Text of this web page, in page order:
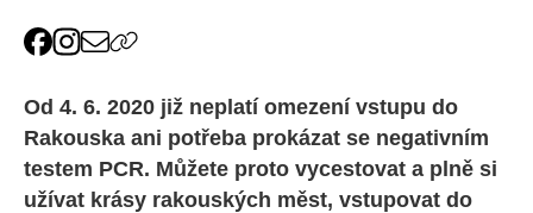
Od 4. 6. 2020 již neplatí omezení vstupu do
Rakouska ani potřeba prokázat se negativním
testem PCR. Můžete proto vycestovat a plně si
užívat krásy rakouských měst, vstupovat do